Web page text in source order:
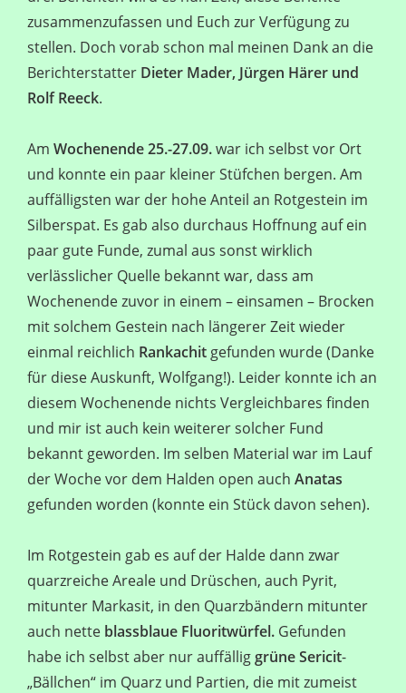
zusammenzufassen und Euch zur Verfügung zu
stellen. Doch vorab schon mal meinen Dank an die
Berichterstatter Dieter Mader, Jürgen Härer und
Rolf Reeck.
Am Wochenende 25.-27.09.war ich selbst vor Ort
und konnte ein paar kleiner Stüfchen bergen. Am
auffälligsten war der hohe Anteil an Rotgestein im
Silberspat. Es gab also durchaus Hoffnung auf ein
paar gute Funde, zumal aus sonst wirklich
verlässlicher Quelle bekannt war, dass am
Wochenende zuvor in einem – einsamen – Brocken
mit solchem Gestein nach längerer Zeit wieder
einmal reichlich Rankachit gefunden wurde (Danke
für diese Auskunft, Wolfgang!). Leider konnte ich an
diesem Wochenende nichts Vergleichbares finden
und mir ist auch kein weiterer solcher Fund
bekannt geworden. Im selben Material war im Lauf
der Woche vor dem Halden open auch Anatas
gefunden worden (konnte ein Stück davon sehen).
Im Rotgestein gab es auf der Halde dann zwar
quarzreiche Areale und Drüschen, auch Pyrit,
mitunter Markasit, in den Quarzbändern mitunter
auch nette blassblaue Fluoritwürfel. Gefunden
habe ich selbst aber nur auffälliggrüne Sericit-
„Bällchen“ im Quarz und Partien, die mit zumeist